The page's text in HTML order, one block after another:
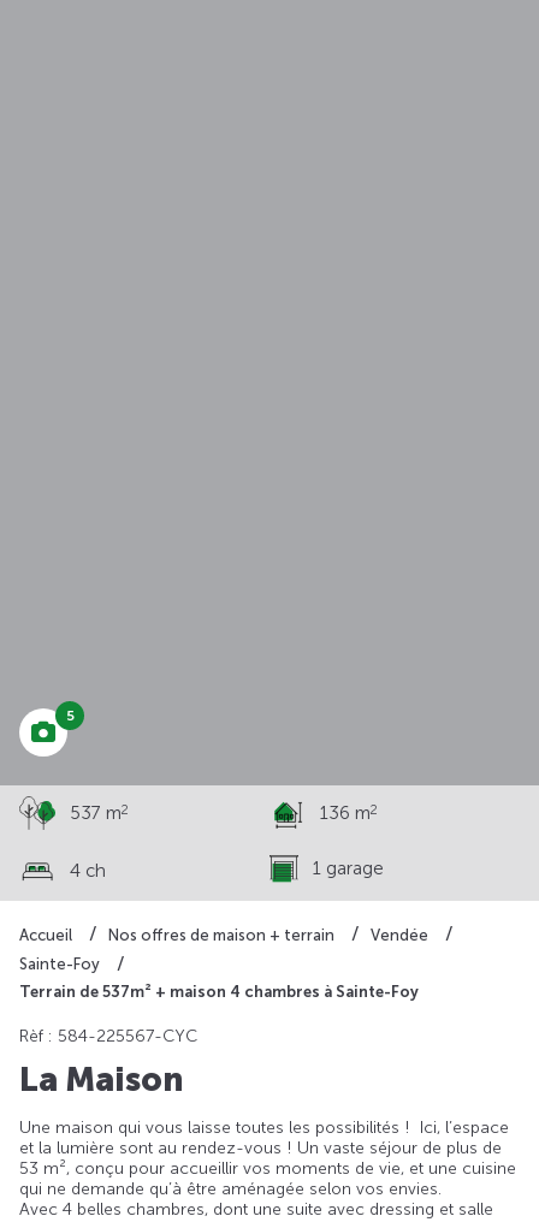
Accueil Nos offres de maison + terrain
Vendée
Sainte-Foy
Terrain de 537m² + maison 4 chambres à Sainte-Foy
5
537 m2 136 m2
4 ch 1 garage
Rèf : 584-225567-CYC
La Maison
Une maison qui vous laisse toutes les possibilités ! Ici, l’espace
et la lumière sont au rendez-vous ! Un vaste séjour de plus de
53 m², conçu pour accueillir vos moments de vie, et une cuisine
qui ne demande qu’à être aménagée selon vos envies.
Avec 4 belles chambres, dont une suite avec dressing et salle